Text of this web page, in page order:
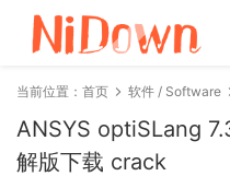
当前位置： 首页 软件 / Software
ANSYS optiSLang
解版下载 crack